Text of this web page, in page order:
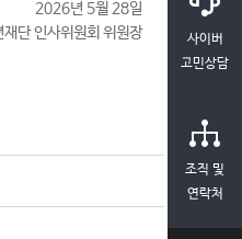
2026년 5월 28일
단 인사위원회 위원장
사이버
고민상담
조직 및
연락처